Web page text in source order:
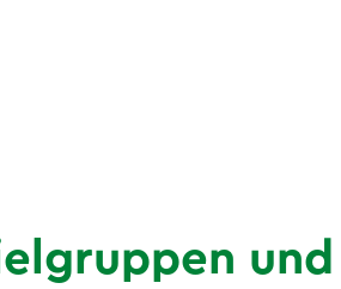
und